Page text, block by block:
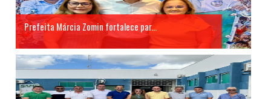
Prefeita Márcia Zomin fortalece par...